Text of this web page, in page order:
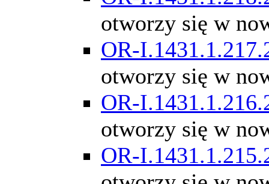
otworzy się w
OR-
otworzy się w
OR-
otworzy się w
OR-